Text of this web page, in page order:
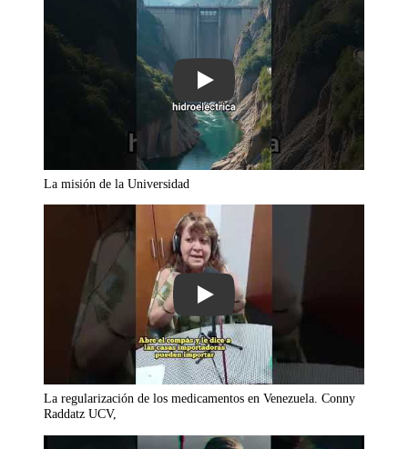
La misión de la Universidad
Play
La regularización de los medicamentos en Venezuela. Conny
Raddatz UCV,